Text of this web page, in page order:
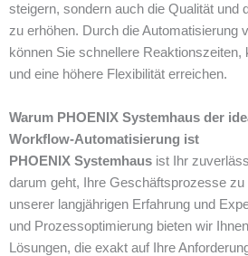
steigern, sondern auch die Qualität und
zu erhöhen. Durch die Automatisierung
können Sie schnellere
und eine höhere Flexibilität erreichen.
Warum PHOENIX Systemhaus der
Workflow-Automatisierung ist
PHOENIX Systemhaus ist Ihr
darum geht, Ihre Geschäftsprozesse
unserer langjährigen Erfahrung und
und Prozessoptimierung bieten wir
Lösungen, die exakt auf Ihre